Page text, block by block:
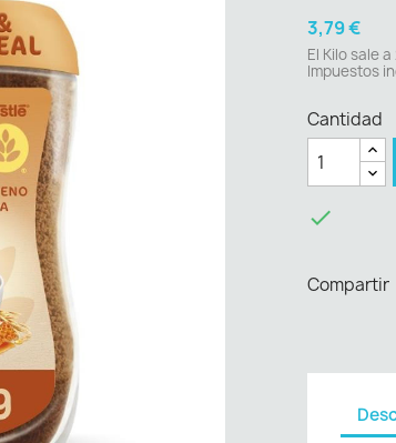
3,79 €
El Kilo sale
Impuestos
Cantidad

Compartir